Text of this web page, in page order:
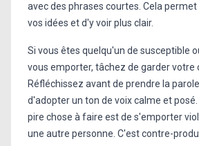
avec des phrases courtes. Cela
vos idées et d'y voir plus clair.
Si vous êtes quelqu'un de susceptible
vous emporter, tâchez de garder votre
Réfléchissez avant de prendre la
d'adopter un ton de voix calme et
pire chose à faire est de s'emporter
une autre personne. C'est contre-